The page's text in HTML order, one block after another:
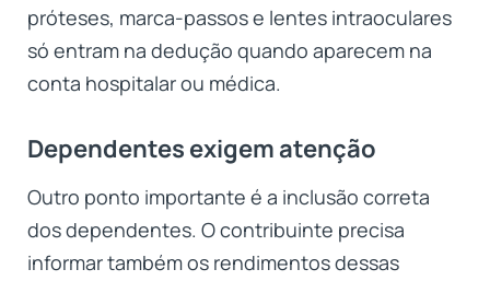
próteses, marca-passos e lentes intraoculares
só entram na dedução quando aparecem na
conta hospitalar ou médica.
Dependentes exigem atenção
Outro ponto importante é a inclusão correta
dos dependentes. O contribuinte precisa
informar também os rendimentos dessas